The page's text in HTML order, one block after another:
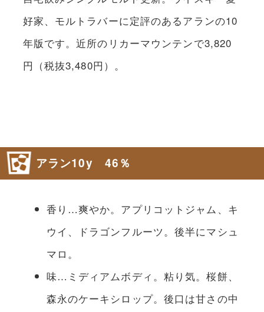
好家、モルトラバーに定評のあるアランの10
年版です。近所のリカーマウンテンで3,820
円（税抜3,480円）。
アラン10y 46％
香り…爽やか。アプリコットジャム、キ
ウイ、ドラゴンフルーツ。後半にマシュ
マロ。
味…ミディアムボディ。粘り気。桜餅、
森永のケーキシロップ。後口は甘さの中